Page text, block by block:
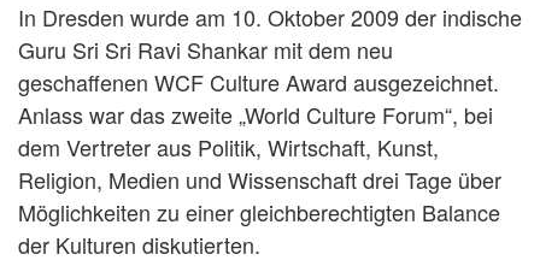
In Dresden wurde am 10. Oktober 2009 der indische
Guru Sri Sri Ravi Shankar mit dem neu
geschaffenen WCF Culture Award ausgezeichnet.
Anlass war das zweite „World Culture Forum“, bei
dem Vertreter aus Politik, Wirtschaft, Kunst,
Religion, Medien und Wissenschaft drei Tage über
Möglichkeiten zu einer gleichberechtigten Balance
der Kulturen diskutierten.